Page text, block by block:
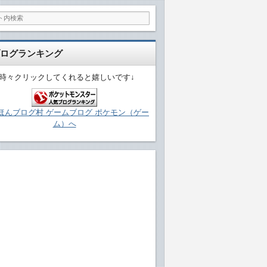
グランキング
々クリックしてくれると嬉しいです↓